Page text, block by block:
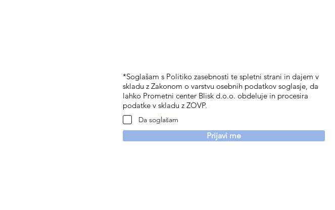
*Soglašam s Politiko zasebnosti te spletni strani in dajem v
skladu z Zakonom o varstvu osebnih podatkov soglasje, da
lahko Prometni center Blisk d.o.o. obdeluje in procesira
podatke v skladu z ZOVP.
Da soglašam
Prijavi me